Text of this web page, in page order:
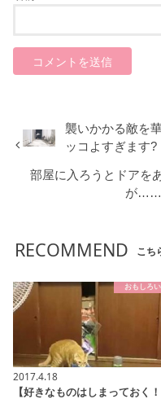
襲いかかる敵を
ッコよすぎます?
部屋に入ろうとドアを
が……
RECOMMEND こち
おもしろい
2017.4.18
【好きなものはしまっておく！